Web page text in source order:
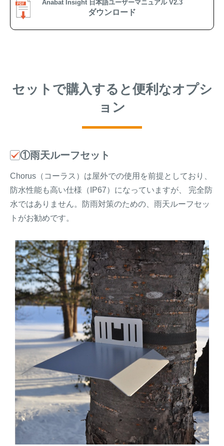
Anabat Insight 日本語ユーザーマニュアル V2.3
ダウンロード
セットで購入すると便利なオプシ
ョン
①雨天ルーフセット
Chorus（コーラス）は屋外での使用を前提としており、
防水性能も高い仕様（IP67）になっていますが、 完全防
水ではありません。防雨対策のための、雨天ルーフセッ
トがお勧めです。